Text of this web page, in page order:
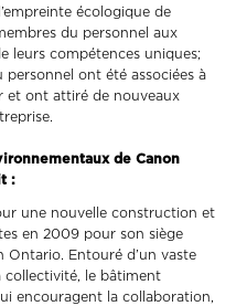
écologique de
du personnel aux
leurs compétences uniques;
ont été associées à
et ont attiré de nouveaux
de Canon
:
une nouvelle construction et
en 2009 pour son siège
Ontario. Entouré d’un vaste
collectivité, le bâtiment
encouragent la collaboration,